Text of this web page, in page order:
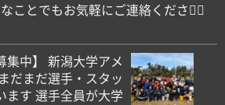
ことでもお気軽にご連絡ください🏻
集中】 新潟大学アメ
だまだ選手・スタッ
ます 選手全員が大学